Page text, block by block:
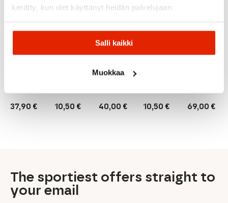
kerätty, kun olet käyttänyt heidän palvelujaan.
Salli kaikki
Muokkaa
37,90 €
Hydraulic
10,50 €
Shimano
(Hydraulic
Brake) BL-
Muc-
Off
40,00 €
Muc-Off
Tubeless
10,50 €
Shimano
69,00 €
Moon
The sportiest offers straight to
your email